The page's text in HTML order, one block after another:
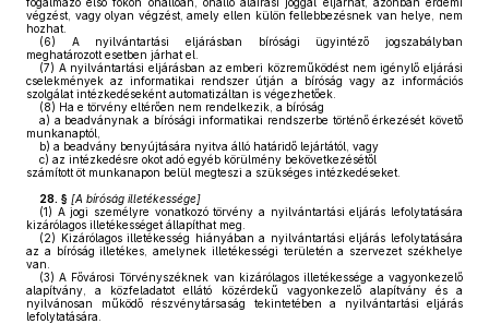
végzést, vagy olyan végzést, amely ellen külön fellebbezésnek van helye, nem
hozhat.
(6) A nyilvántartási eljárásban bírósági ügyintéző jogszabályban
meghatározott esetben járhat el.
(7) A nyilvántartási eljárásban az emberi közreműködést nem igénylő eljárási
cselekmények az informatikai rendszer útján a bíróság vagy az információs
szolgálat intézkedéseként automatizáltan is végezhetőek.
(8) Ha e törvény eltérően nem rendelkezik, a bíróság
a) a beadványnak a bírósági informatikai rendszerbe történő érkezését követő
munkanaptól,
b) a beadvány benyújtására nyitva álló határidő lejártától, vagy
c) az intézkedésre okot adó egyéb körülmény bekövetkezésétől
számított öt munkanapon belül megteszi a szükséges intézkedéseket.
28. § [A bíróság illetékessége]
(1) A jogi személyre vonatkozó törvény a nyilvántartási eljárás lefolytatására
kizárólagos illetékességet állapíthat meg.
(2) Kizárólagos illetékesség hiányában a nyilvántartási eljárás lefolytatására
az a bíróság illetékes, amelynek illetékességi területén a szervezet székhelye
van.
(3) A Fővárosi Törvényszéknek van kizárólagos illetékessége a vagyonkezelő
alapítvány, a közfeladatot ellátó közérdekű vagyonkezelő alapítvány és a
nyilvánosan működő részvénytársaság tekintetében a nyilvántartási eljárás
lefolytatására.